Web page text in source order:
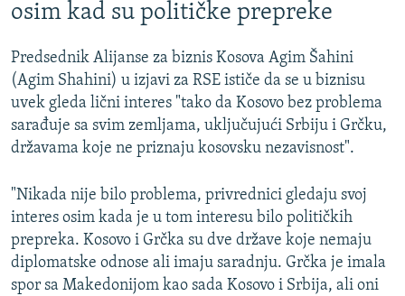
osim kad su političke prepreke
Predsednik Alijanse za biznis Kosova Agim Šahini
(Agim Shahini) u izjavi za RSE ističe da se u biznisu
uvek gleda lični interes "tako da Kosovo bez problema
sarađuje sa svim zemljama, uključujući Srbiju i Grčku,
državama koje ne priznaju kosovsku nezavisnost".
"Nikada nije bilo problema, privrednici gledaju svoj
interes osim kada je u tom interesu bilo političkih
prepreka. Kosovo i Grčka su dve države koje nemaju
diplomatske odnose ali imaju saradnju. Grčka je imala
spor sa Makedonijom kao sada Kosovo i Srbija, ali oni